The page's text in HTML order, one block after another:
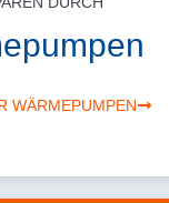
WÄRMEPUMPEN